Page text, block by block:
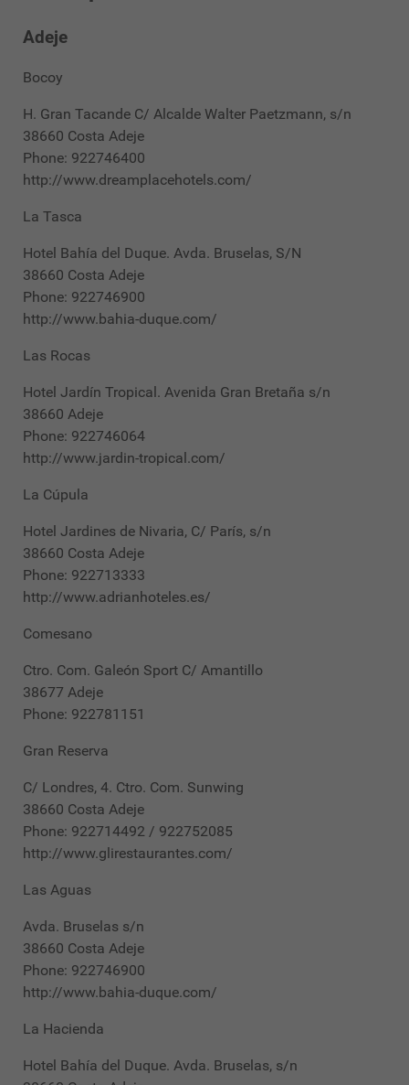
Adeje
Bocoy
H. Gran Tacande C/ Alcalde Walter Paetzmann, s/n
38660 Costa Adeje
Phone: 922746400
http://www.dreamplacehotels.com/
La Tasca
Hotel Bahía del Duque. Avda. Bruselas, S/N
38660 Costa Adeje
Phone: 922746900
http://www.bahia-duque.com/
Las Rocas
Hotel Jardín Tropical. Avenida Gran Bretaña s/n
38660 Adeje
Phone: 922746064
http://www.jardin-tropical.com/
La Cúpula
Hotel Jardines de Nivaria, C/ París, s/n
38660 Costa Adeje
Phone: 922713333
http://www.adrianhoteles.es/
Comesano
Ctro. Com. Galeón Sport C/ Amantillo
38677 Adeje
Phone: 922781151
Gran Reserva
C/ Londres, 4. Ctro. Com. Sunwing
38660 Costa Adeje
Phone: 922714492 / 922752085
http://www.glirestaurantes.com/
Las Aguas
Avda. Bruselas s/n
38660 Costa Adeje
Phone: 922746900
http://www.bahia-duque.com/
La Hacienda
Hotel Bahía del Duque. Avda. Bruselas, s/n